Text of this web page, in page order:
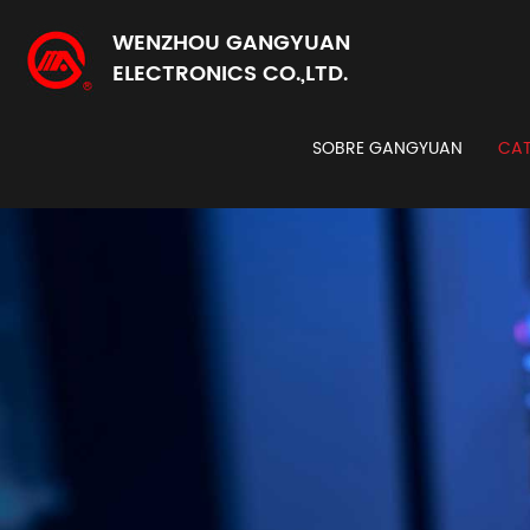
WENZHOU GANGYUAN
ELECTRONICS CO.,LTD.
SOBRE GANGYUAN